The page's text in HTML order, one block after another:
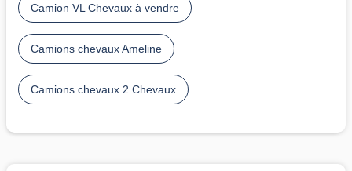
Camion VL Chevaux à vendre
Camions chevaux Ameline
Camions chevaux 2 Chevaux